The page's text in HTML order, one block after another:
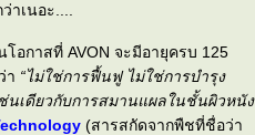
เนอะ....
อกาสที่ AVON จะมีอายุครบ 125
า “ไม่ใช่การฟื้นฟู ไม่ใช่การบำรุง
นเดียวกับการสมานแผลในชั้นผิวหนัง
(สารสกัดจากพืชที่ชื่อว่า